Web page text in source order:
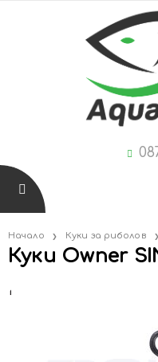
Начало Куки за риболов
Куки Owner